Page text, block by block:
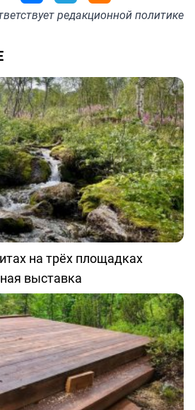
редакционной политике
на трёх площадках
выставка